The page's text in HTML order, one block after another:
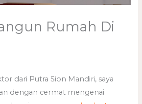
Rumah Di
dari Putra Sion Mandiri, saya
dengan cermat mengenai